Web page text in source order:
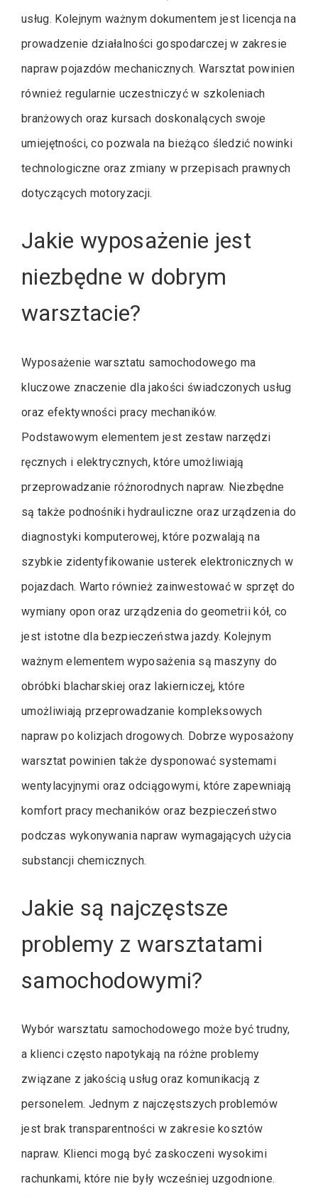
usług. Kolejnym ważnym dokumentem jest licencja na
prowadzenie działalności gospodarczej w zakresie
napraw pojazdów mechanicznych. Warsztat powinien
również regularnie uczestniczyć w szkoleniach
branżowych oraz kursach doskonalących swoje
umiejętności, co pozwala na bieżąco śledzić nowinki
technologiczne oraz zmiany w przepisach prawnych
dotyczących motoryzacji.
Jakie wyposażenie jest
niezbędne w dobrym
warsztacie?
Wyposażenie warsztatu samochodowego ma
kluczowe znaczenie dla jakości świadczonych usług
oraz efektywności pracy mechaników.
Podstawowym elementem jest zestaw narzędzi
ręcznych i elektrycznych, które umożliwiają
przeprowadzanie różnorodnych napraw. Niezbędne
są także podnośniki hydrauliczne oraz urządzenia do
diagnostyki komputerowej, które pozwalają na
szybkie zidentyfikowanie usterek elektronicznych w
pojazdach. Warto również zainwestować w sprzęt do
wymiany opon oraz urządzenia do geometrii kół, co
jest istotne dla bezpieczeństwa jazdy. Kolejnym
ważnym elementem wyposażenia są maszyny do
obróbki blacharskiej oraz lakierniczej, które
umożliwiają przeprowadzanie kompleksowych
napraw po kolizjach drogowych. Dobrze wyposażony
warsztat powinien także dysponować systemami
wentylacyjnymi oraz odciągowymi, które zapewniają
komfort pracy mechaników oraz bezpieczeństwo
podczas wykonywania napraw wymagających użycia
substancji chemicznych.
Jakie są najczęstsze
problemy z warsztatami
samochodowymi?
Wybór warsztatu samochodowego może być trudny,
a klienci często napotykają na różne problemy
związane z jakością usług oraz komunikacją z
personelem. Jednym z najczęstszych problemów
jest brak transparentności w zakresie kosztów
napraw. Klienci mogą być zaskoczeni wysokimi
rachunkami, które nie były wcześniej uzgodnione.